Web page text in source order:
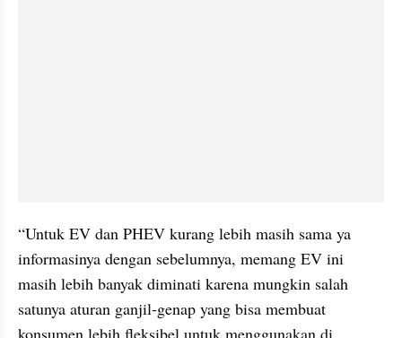
“Untuk EV dan PHEV kurang lebih masih sama ya
informasinya dengan sebelumnya, memang EV ini
masih lebih banyak diminati karena mungkin salah
satunya aturan ganjil-genap yang bisa membuat